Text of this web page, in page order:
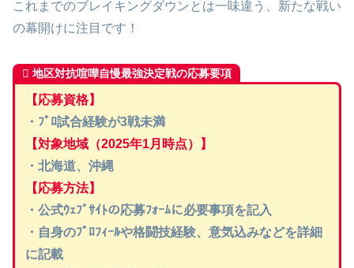
これまでのブレイキングダウンとは一味違う、新たな戦い
の幕開けに注目です！
地区対抗喧嘩自慢最強決定戦の応募要項
【応募資格】
・ﾌﾟﾛ試合経験が3戦未満
【対象地域（2025年1月時点）】
・北海道、沖縄
【応募方法】
・公式ｳｪﾌﾞｻｲﾄの応募ﾌｫｰﾑに必要事項を記入
・自身のﾌﾟﾛﾌｨｰﾙや格闘技経験、意気込みなどを詳細
に記載